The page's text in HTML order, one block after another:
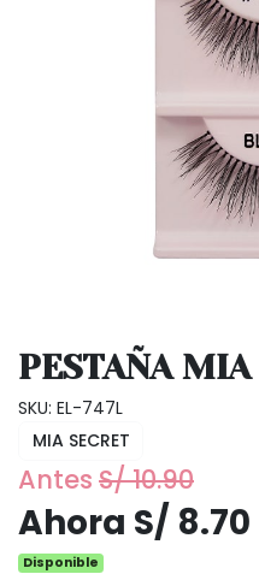
PESTAÑA
SKU: EL-747L
MIA SECRET
Antes S/ 10.90
Ahora S/ 8.70
Disponible